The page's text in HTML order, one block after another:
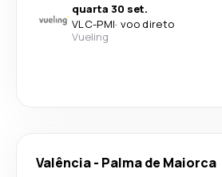
quarta 30 set.
VLC-PMI· voo direto
Vueling
Valência- Palma de Maiorca